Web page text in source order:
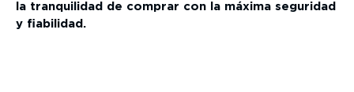
la tranquilidad de comprar con la máxima seguridad
y fiabilidad.